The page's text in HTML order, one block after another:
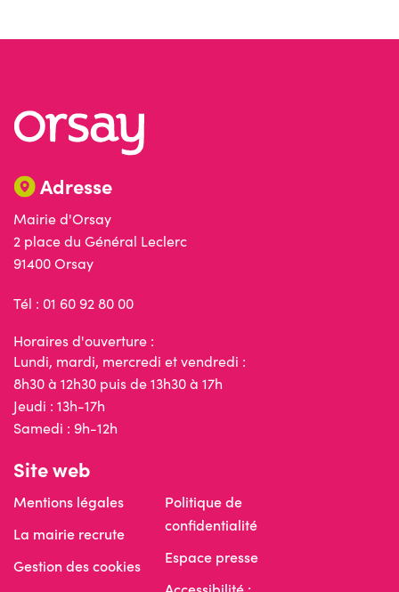
Adresse
Mairie d'Orsay
2 place du Général Leclerc
91400 Orsay
Tél : 01 60 92 80 00
Horaires d'ouverture :
Lundi, mardi, mercredi et vendredi :
8h30 à 12h30 puis de 13h30 à 17h
Jeudi : 13h-17h
Samedi : 9h-12h
Site web
Mentions légales
La mairie recrute
Gestion des cookies
Politique de
confidentialité
Espace presse